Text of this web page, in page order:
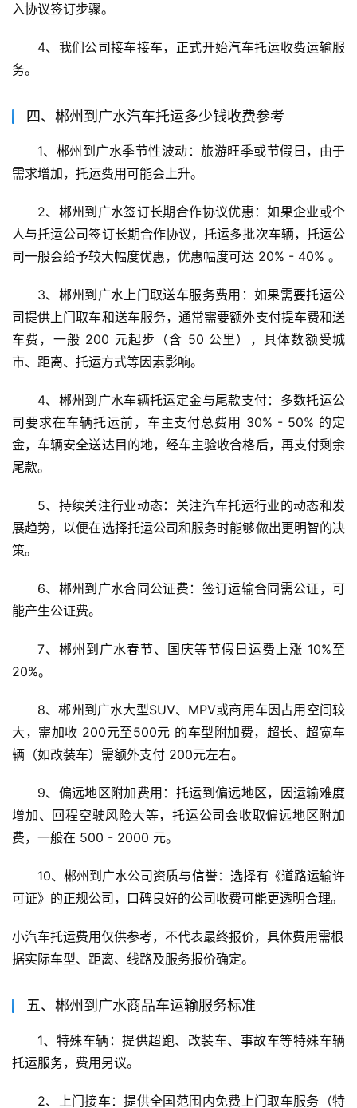
入协议签订步骤。
4、我们公司接车接车，正式开始汽车托运收费运输服
务。
四、郴州到广水汽车托运多少钱收费参考
1、郴州到广水季节性波动：旅游旺季或节假日，由于
需求增加，托运费用可能会上升。
2、郴州到广水签订长期合作协议优惠：如果企业或个
人与托运公司签订长期合作协议，托运多批次车辆，托运公
司一般会给予较大幅度优惠，优惠幅度可达 20% - 40% 。
3、郴州到广水上门取送车服务费用：如果需要托运公
司提供上门取车和送车服务，通常需要额外支付提车费和送
车费，一般 200 元起步（含 50 公里），具体数额受城
市、距离、托运方式等因素影响。
4、郴州到广水车辆托运定金与尾款支付：多数托运公
司要求在车辆托运前，车主支付总费用 30% - 50% 的定
金，车辆安全送达目的地，经车主验收合格后，再支付剩余
尾款。
5、持续关注行业动态：关注汽车托运行业的动态和发
展趋势，以便在选择托运公司和服务时能够做出更明智的决
策。
6、郴州到广水合同公证费：签订运输合同需公证，可
能产生公证费。
7、郴州到广水春节、国庆等节假日运费上涨 10%至
20%。
8、郴州到广水大型SUV、MPV或商用车因占用空间较
大，需加收 200元至500元 的车型附加费，超长、超宽车
辆（如改装车）需额外支付 200元左右。
9、偏远地区附加费用：托运到偏远地区，因运输难度
增加、回程空驶风险大等，托运公司会收取偏远地区附加
费，一般在 500 - 2000 元。
10、郴州到广水公司资质与信誉：选择有《道路运输许
可证》的正规公司，口碑良好的公司收费可能更透明合理。
小汽车托运费用仅供参考，不代表最终报价，具体费用需根
据实际车型、距离、线路及服务报价确定。
五、郴州到广水商品车运输服务标准
1、特殊车辆：提供超跑、改装车、事故车等特殊车辆
托运服务，费用另议。
2、上门接车：提供全国范围内免费上门取车服务（特